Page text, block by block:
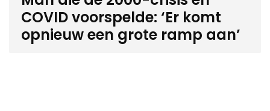
COVID voorspelde: ‘Er komt
opnieuw een grote ramp aan’